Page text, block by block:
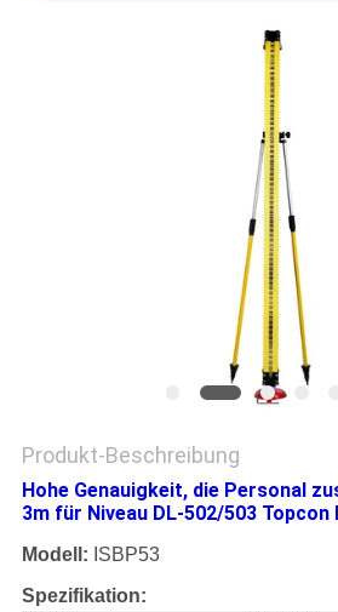
Produkt-Beschreibung
Hohe Genauigkeit, die Personal
3m für Niveau DL-502/503
Modell: ISBP53
Spezifikation: